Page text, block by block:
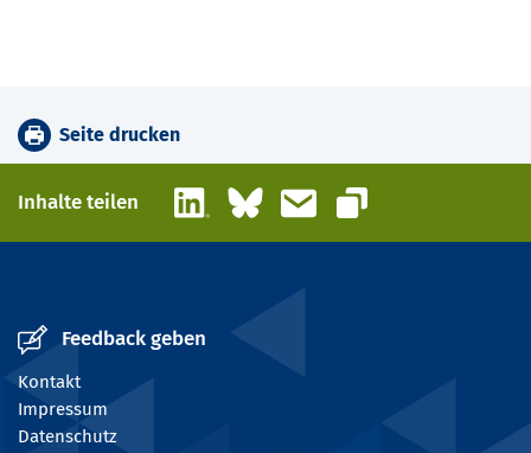
Seite drucken
Inhalte teilen LinkedInBlueskyE-Mail
Link kopieren
Feedback geben
Kontakt
Impressum
Datenschutz